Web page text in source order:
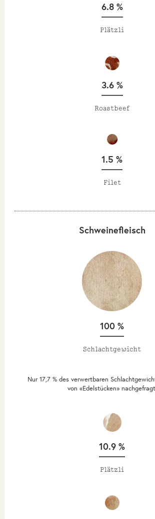
6.8 %
Plätzli
3.6 %
Roastbeef
1.5 %
Filet
Schweinefleisch
100 %
Schlachtgewicht
Nur 17,7 % des verwertbaren
von «Edelstücken»
10.9 %
Plätzli